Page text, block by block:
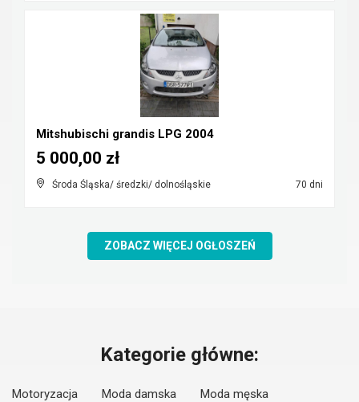
Mitshubischi grandis LPG 2004
Środa Śląska/ średzki/ dolnośląskie 70 dni
5 000,00 zł
ZOBACZ WIĘCEJ OGŁOSZEŃ
Kategorie główne:
Motoryzacja Moda damska
Moda męska